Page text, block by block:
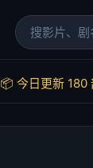
📦 今日更新 180